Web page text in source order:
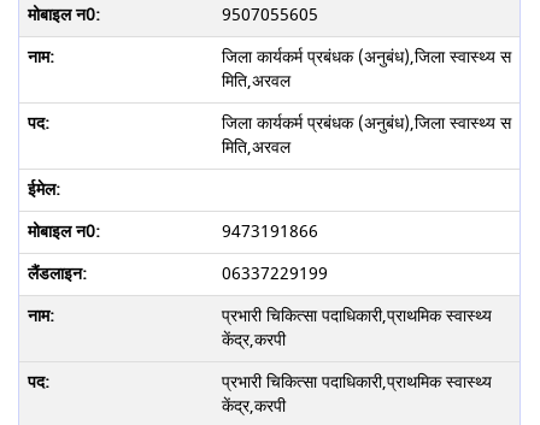
9507055605
जिला कार्यकर्म प्रबंधक (अनुबंध),जिला स्वास्थ्य स
मिति,अरवल
जिला कार्यकर्म प्रबंधक (अनुबंध),जिला स्वास्थ्य स
मिति,अरवल
9473191866
06337229199
प्रभारी चिकित्सा पदाधिकारी,प्राथमिक स्वास्थ्य
केंद्र,करपी
प्रभारी चिकित्सा पदाधिकारी,प्राथमिक स्वास्थ्य
केंद्र,करपी